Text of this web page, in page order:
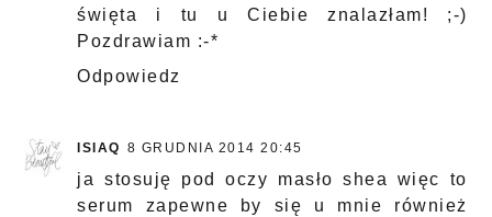
święta i tu u Ciebie znalazłam! ;-)
Pozdrawiam :-*
Odpowiedz
ISIAQ 8 GRUDNIA 2014 20:45
ja stosuję pod oczy masło shea więc to
serum zapewne by się u mnie również